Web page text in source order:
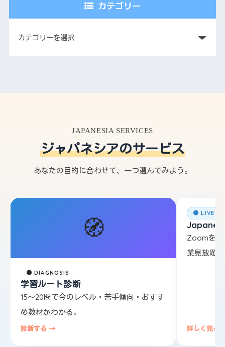
カテゴリー
JAPANESIA SERVICES
ジャパネシアのサービス
あなたの目的に合わせて、一つ選んでみよう。
🧭
● DIAGNOSIS
学習ルート診断
15〜20問で今のレベル・苦手傾向・おすす
め教材がわかる。
診断する →
● LIVE
Zoomを使
業見放題
詳しく見る